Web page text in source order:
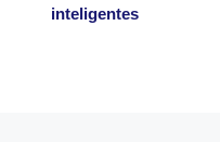
inteligentes